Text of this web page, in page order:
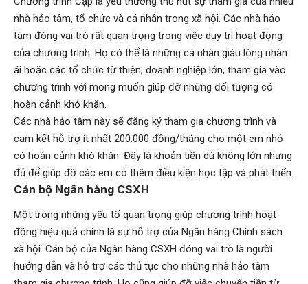
nhà hảo tâm, tổ chức và cá nhân trong xã hội. Các nhà hảo
tâm đóng vai trò rất quan trọng trong việc duy trì hoạt động
của chương trình. Họ có thể là những cá nhân giàu lòng nhân
ái hoặc các tổ chức từ thiện, doanh nghiệp lớn, tham gia vào
chương trình với mong muốn giúp đỡ những đối tượng có
hoàn cảnh khó khăn.
Các nhà hảo tâm này sẽ đăng ký tham gia chương trình và
cam kết hỗ trợ ít nhất 200.000 đồng/tháng cho một em nhỏ
có hoàn cảnh khó khăn. Đây là khoản tiền dù không lớn nhưng
đủ để giúp đỡ các em có thêm điều kiện học tập và phát triển.
Cán bộ Ngân hàng CSXH
Một trong những yếu tố quan trọng giúp chương trình hoạt
động hiệu quả chính là sự hỗ trợ của Ngân hàng Chính sách
xã hội. Cán bộ của Ngân hàng CSXH đóng vai trò là người
hướng dẫn và hỗ trợ các thủ tục cho những nhà hảo tâm